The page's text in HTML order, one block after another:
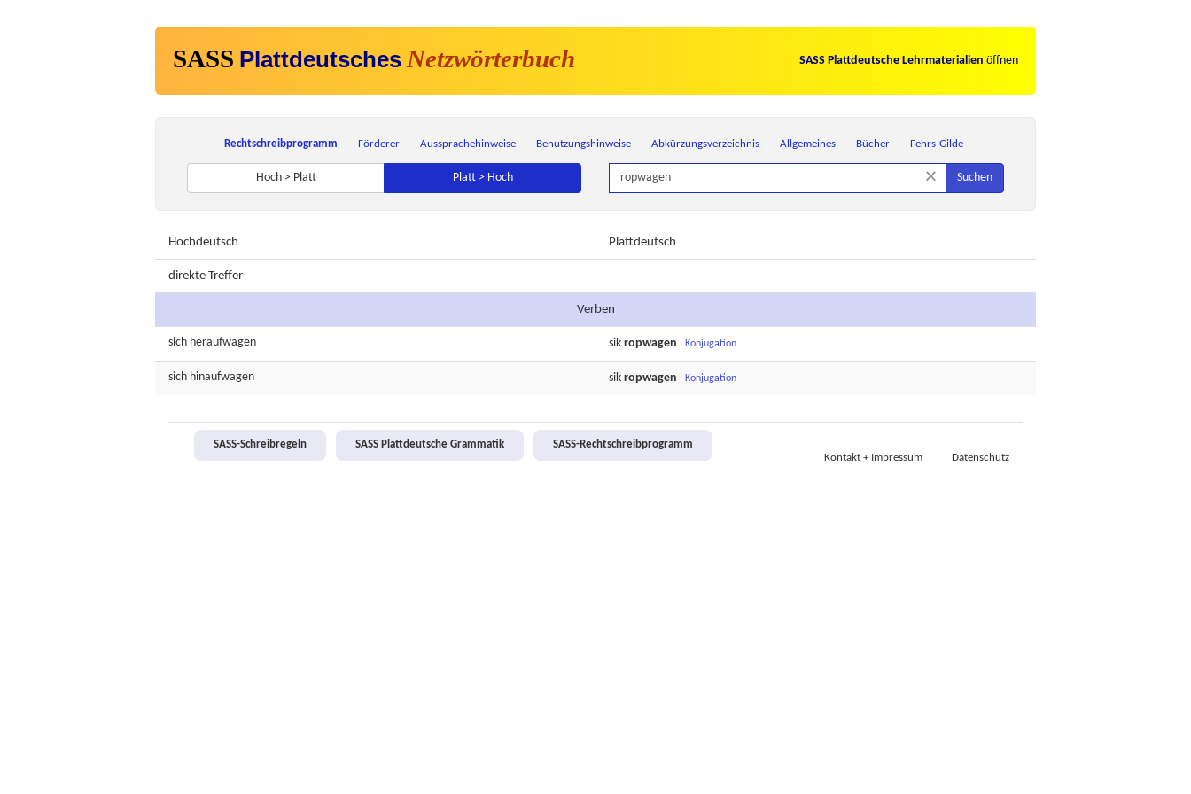
SASS Plattdeutsches Netzwörterbuch SASS Plattdeutsche Lehrmaterialien öffnen
Rechtschreibprogramm Förderer Aussprachehinweise Benutzungshinweise Abkürzungsverzeichnis Allgemeines Bücher Fehrs-Gilde
Hoch > Platt Platt > Hoch × Suchen
Hochdeutsch Plattdeutsch
direkte Treffer
Verben
sich heraufwagen sik ropwagen Konjugation
sich hinaufwagen sik ropwagen Konjugation
SASS-Schreibregeln SASS Plattdeutsche Grammatik
SASS-Rechtschreibprogramm
Kontakt + Impressum
Datenschutz